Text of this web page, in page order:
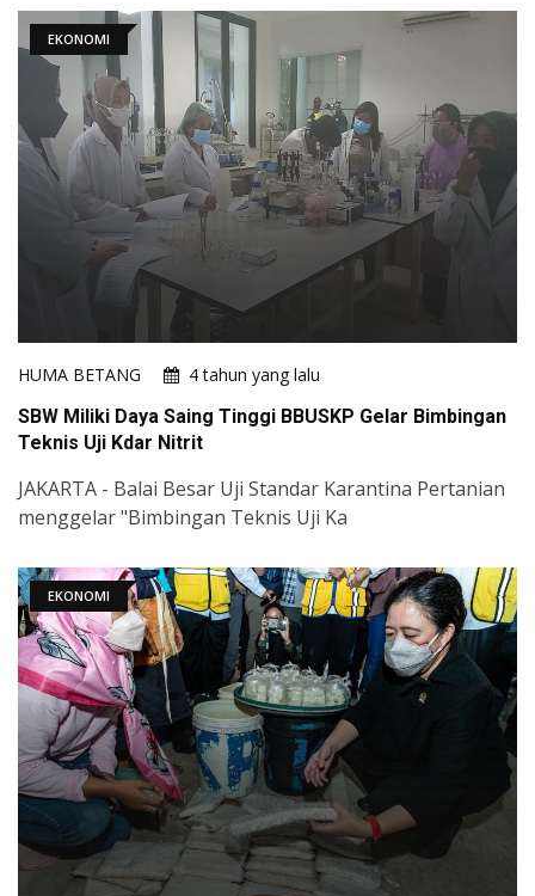
EKONOMI
HUMA BETANG
4 tahun yang lalu
SBW Miliki Daya Saing Tinggi BBUSKP Gelar Bimbingan
Teknis Uji Kdar Nitrit
JAKARTA - Balai Besar Uji Standar Karantina Pertanian
menggelar "Bimbingan Teknis Uji Ka
EKONOMI